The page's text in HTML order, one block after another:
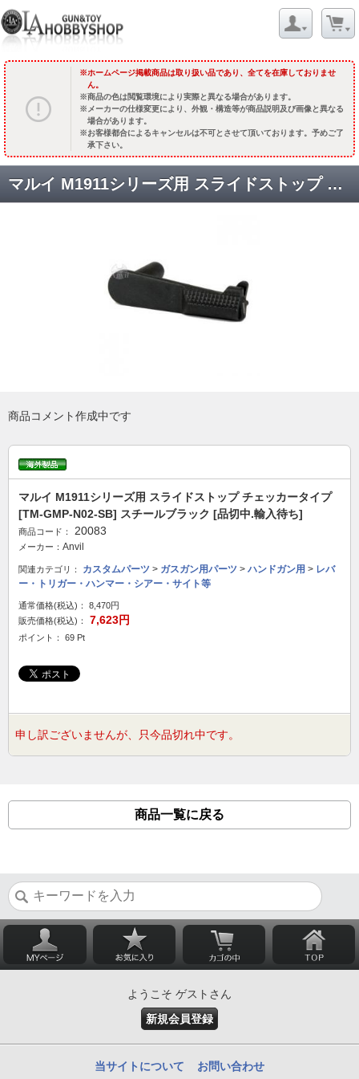
ホームページ掲載商品は取り扱い品であり、全てを在庫しておりませ
ん。
商品の色は閲覧環境により実際と異なる場合があります。
メーカーの仕様変更により、外観・構造等が商品説明及び画像と異なる
場合があります。
お客様都合によるキャンセルは不可とさせて頂いております。予めご了
承下さい。
マルイ M1911シリーズ用 スライドストップ チェッカータイプ [TM-GMP-N02-SB] スチールブラック [品切中.輸入待ち]
商品コメント作成中です
マルイ M1911シリーズ用 スライドストップ チェッカータイプ
[TM-GMP-N02-SB] スチールブラック [品切中.輸入待ち]
商品コード： 20083
メーカー： Anvil
関連カテゴリ： カスタムパーツ > ガスガン用パーツ > ハンドガン用 > レバ
ー・トリガー・ハンマー・シアー・サイト等
通常価格(税込)：
8,470円
販売価格(税込)：
7,623円
ポイント： 69 Pt
申し訳ございませんが、只今品切れ中です。
商品一覧に戻る
ようこそ ゲストさん
新規会員登録
当サイトについて お問い合わせ